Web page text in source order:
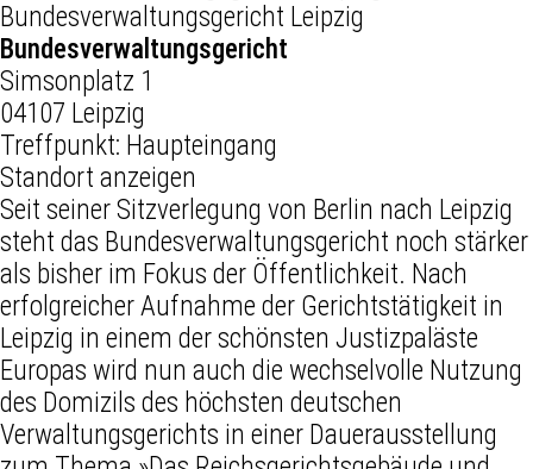
Bundesverwaltungsgericht Leipzig
Bundesverwaltungsgericht
Simsonplatz 1
04107 Leipzig
Treffpunkt: Haupteingang
Standort anzeigen
Seit seiner Sitzverlegung von Berlin nach Leipzig
steht das Bundesverwaltungsgericht noch stärker
als bisher im Fokus der Öffentlichkeit. Nach
erfolgreicher Aufnahme der Gerichtstätigkeit in
Leipzig in einem der schönsten Justizpaläste
Europas wird nun auch die wechselvolle Nutzung
des Domizils des höchsten deutschen
Verwaltungsgerichts in einer Dauerausstellung